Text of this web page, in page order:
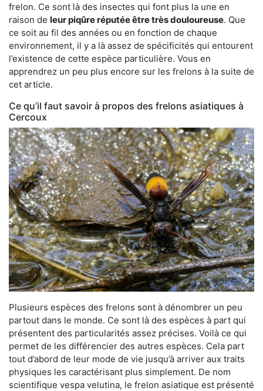
frelon. Ce sont là des insectes qui font plus la une en
raison de leur piqûre réputée être très douloureuse. Que
ce soit au fil des années ou en fonction de chaque
environnement, il y a là assez de spécificités qui entourent
l’existence de cette espèce particulière. Vous en
apprendrez un peu plus encore sur les frelons à la suite de
cet article.
Ce qu’il faut savoir à propos des frelons asiatiques à
Cercoux
Plusieurs espèces des frelons sont à dénombrer un peu
partout dans le monde. Ce sont là des espèces à part qui
présentent des particularités assez précises. Voilà ce qui
permet de les différencier des autres espèces. Cela part
tout d’abord de leur mode de vie jusqu’à arriver aux traits
physiques les caractérisant plus simplement. De nom
scientifique vespa velutina, le frelon asiatique est présenté